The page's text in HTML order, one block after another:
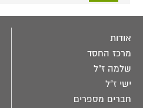
אודות
מרכז החסד
שלמה ז"ל
ישי ז"ל
חברים מספרים